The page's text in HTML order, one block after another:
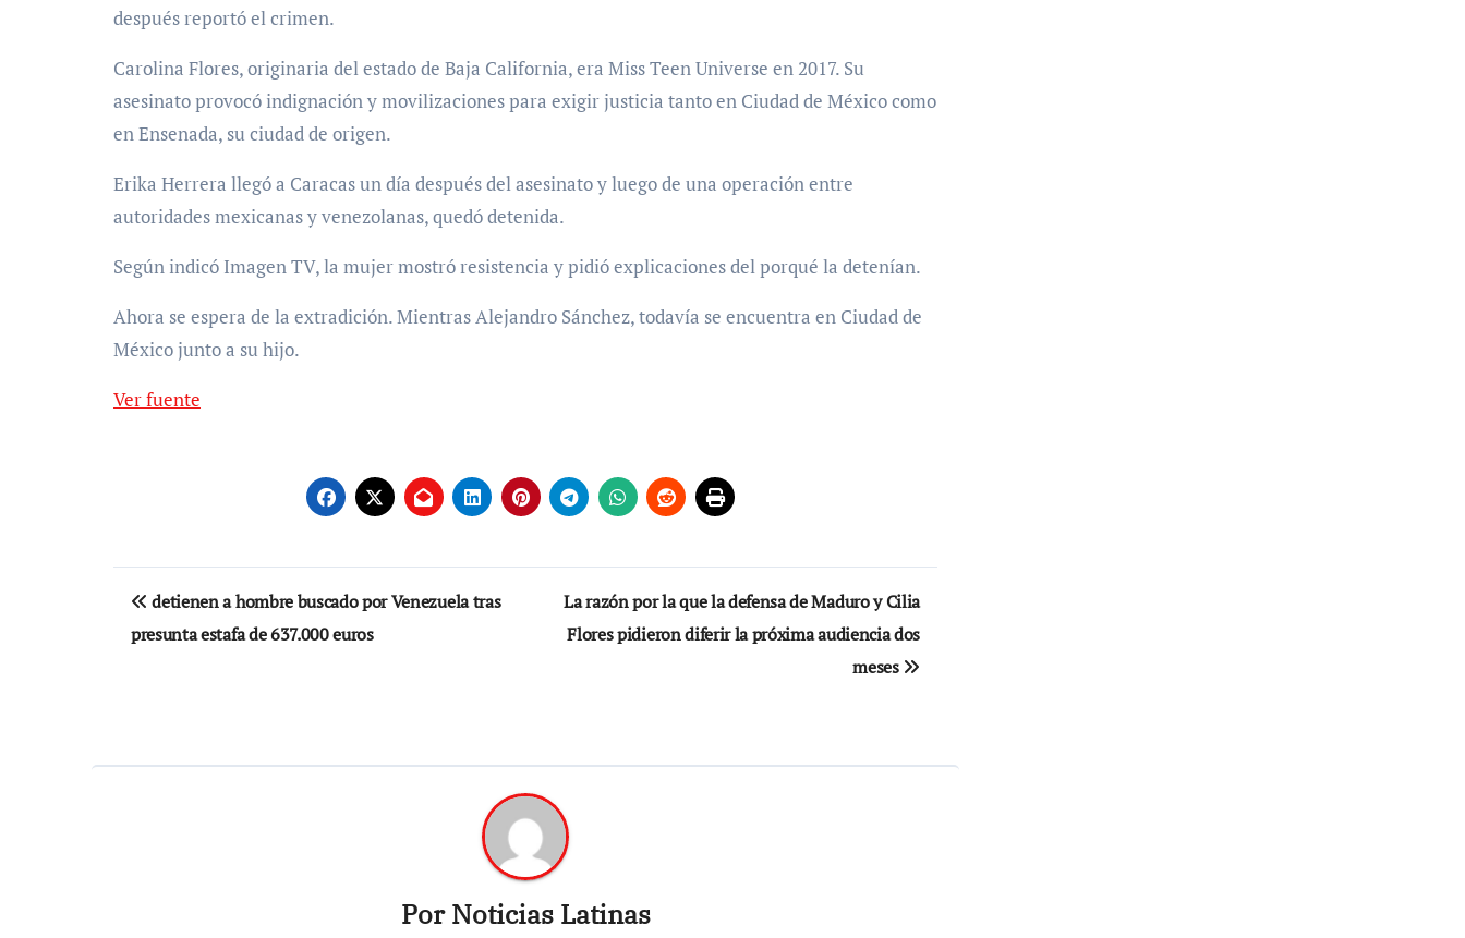
después reportó el crimen.
Carolina Flores, originaria del estado de Baja California, era Miss Teen Universe en 2017. Su
asesinato provocó indignación y movilizaciones para exigir justicia tanto en Ciudad de México como
en Ensenada, su ciudad de origen.
Erika Herrera llegó a Caracas un día después del asesinato y luego de una operación entre
autoridades mexicanas y venezolanas, quedó detenida.
Según indicó Imagen TV, la mujer mostró resistencia y pidió explicaciones del porqué la detenían.
Ahora se espera de la extradición. Mientras Alejandro Sánchez, todavía se encuentra en Ciudad de
México junto a su hijo.
Ver fuente
Navegación
de
detienen a hombre buscado por Venezuela tras
presunta estafa de 637.000 euros
La razón por la que la defensa de Maduro y Cilia
Flores pidieron diferir la próxima audiencia dos
meses
PorNoticias Latinas